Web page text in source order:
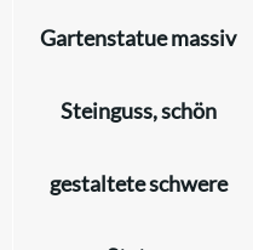
Gartenstatue massiv
Steinguss, schön
gestaltete schwere